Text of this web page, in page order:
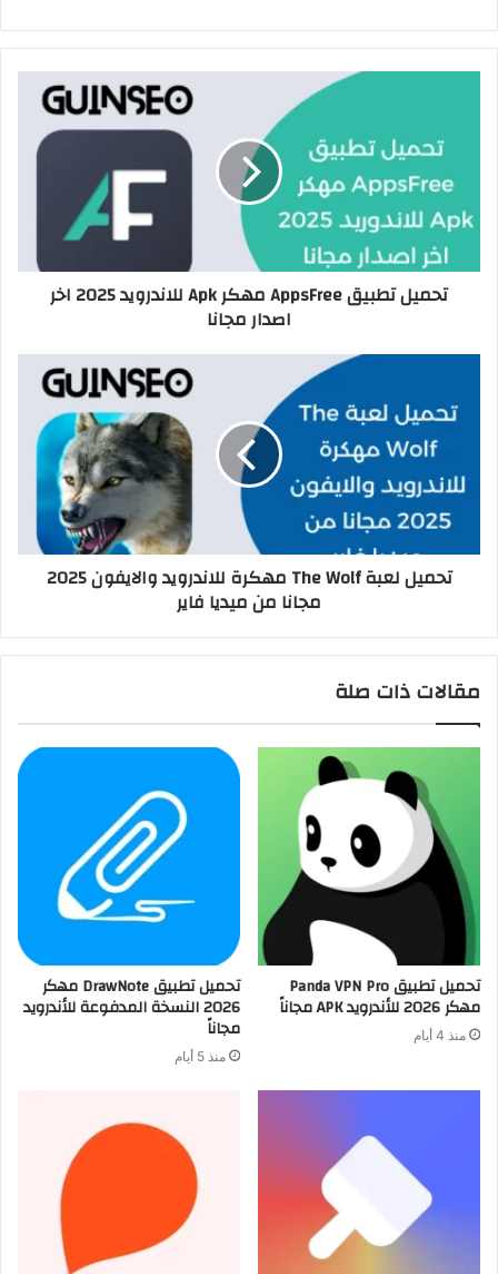
تحميل تطبيق AppsFree مهكر Apk للاندرويد 2025 اخر
اصدار مجانا
تحميل لعبة The Wolf مهكرة للاندرويد والايفون 2025
مجانا من ميديا فاير
مقالات ذات صلة
تحميل تطبيق Panda VPN Pro
مهكر 2026 للأندرويد APK مجاناً
منذ 4 أيام
تحميل تطبيق DrawNote مهكر
2026 النسخة المدفوعة للأندرويد
مجاناً
منذ 5 أيام